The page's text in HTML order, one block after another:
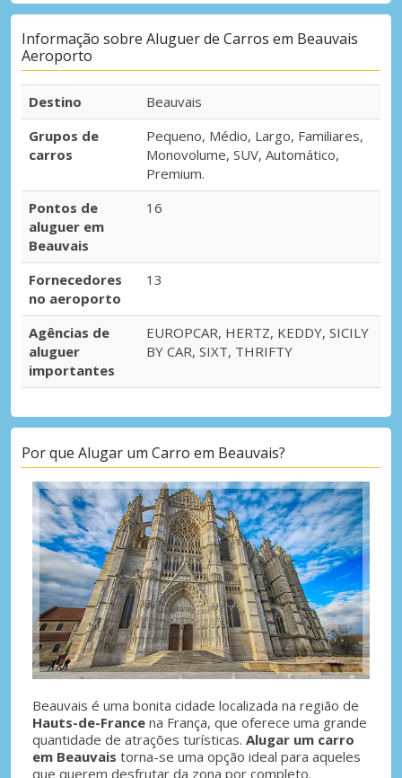
Informação sobre Aluguer de Carros em Beauvais
Aeroporto
Destino
Beauvais
Grupos de
carros
Pequeno, Médio, Largo, Familiares,
Monovolume, SUV, Automático,
Premium.
Pontos de
aluguer em
Beauvais
16
Fornecedores
no aeroporto
13
Agências de
aluguer
importantes
EUROPCAR, HERTZ, KEDDY, SICILY
BY CAR, SIXT, THRIFTY
Por que Alugar um Carro em Beauvais?
Beauvais é uma bonita cidade localizada na região de
Hauts-de-France na França, que oferece uma grande
quantidade de atrações turísticas. Alugar um carro
em Beauvais torna-se uma opção ideal para aqueles
que querem desfrutar da zona por completo.